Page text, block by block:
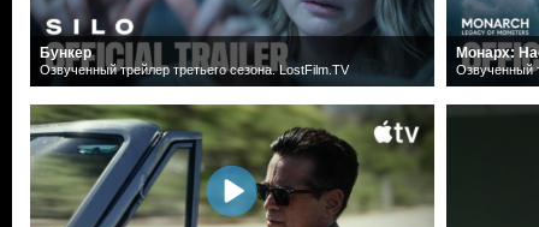
Бункер
Озвученный трейлер третьего сезона. LostFilm.TV
Монарх:
Озвученный